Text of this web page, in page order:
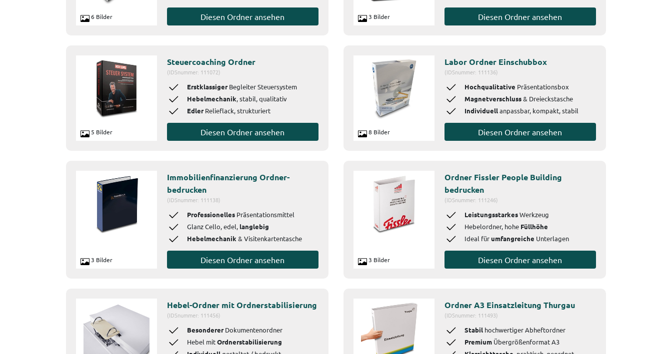
6 Bilder Diesen Ordner ansehen 3 Bilder Diesen Ordner ansehen
5 Bilder
Steuercoaching Ordner
(IDSnummer: 111072)
ErstklassigerBegleiter Steuersystem
Hebelmechanik, stabil, qualitativ
EdlerRelieflack, strukturiert
Diesen Ordner ansehen 8 Bilder
Labor Ordner Einschubbox
(IDSnummer: 111136)
Hochqualitative Präsentationsbox
Magnetverschluss& Dreieckstasche
Individuellanpassbar, kompakt, stabil
Diesen Ordner ansehen
3 Bilder
Immobilienfinanzierung Ordner-
bedrucken
(IDSnummer: 111138)
ProfessionellesPräsentationsmittel
Glanz Cello, edel,langlebig
Hebelmechanik & Visitenkartentasche
Diesen Ordner ansehen 3 Bilder
Ordner Fissler People Building
bedrucken
(IDSnummer: 111246)
LeistungsstarkesWerkzeug
Hebelordner, hohe Füllhöhe
Ideal fürumfangreiche Unterlagen
Diesen Ordner ansehen
Hebel-Ordner mit Ordnerstabilisierung
(IDSnummer: 111456)
BesondererDokumentenordner
Hebel mitOrdnerstabilisierung
Ordner A3 Einsatzleitung Thurgau
(IDSnummer: 111493)
Stabilhochwertiger Abheftordner
Premium Übergrößenformat A3